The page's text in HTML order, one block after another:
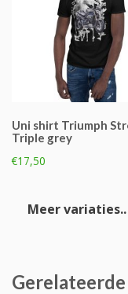
Uni shirt Triumph
Triple grey
€17,50
Meer variaties..